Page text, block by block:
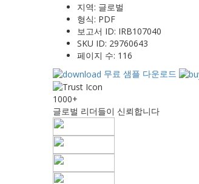
지역: 글로벌
형식: PDF
보고서 ID: IRB107040
SKU ID: 29760643
페이지 수: 116
무료 샘플 다운로드
1000+
글로벌 리더들이 신뢰합니다